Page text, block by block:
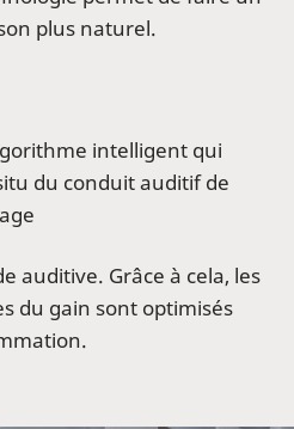
plus naturel.
intelligent qui
du conduit auditif de
auditive. Grâce à cela, les
du gain sont optimisés